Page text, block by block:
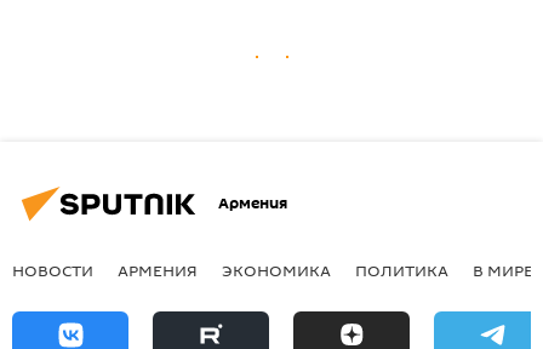
Армения
НОВОСТИ АРМЕНИЯ ЭКОНОМИКА ПОЛИТИКА В МИРЕ